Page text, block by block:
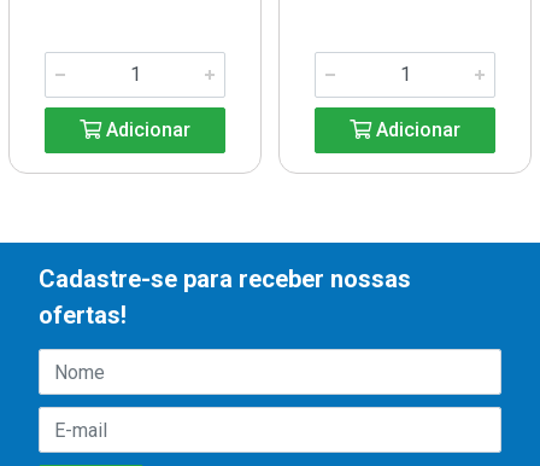
Adicionar Adicionar
Cadastre-se para receber nossas
ofertas!